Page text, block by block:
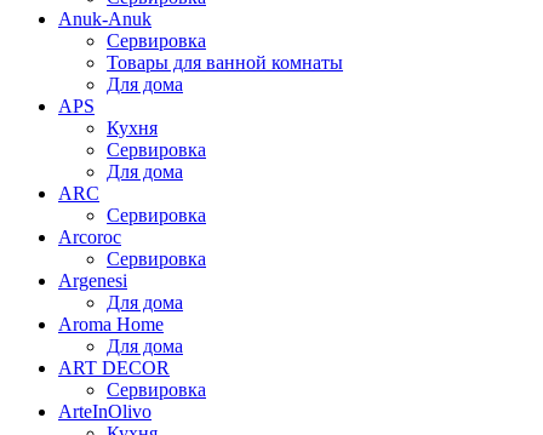
Anuk-Anuk
Сервировка
Товары для ванной комнаты
Для дома
APS
Кухня
Сервировка
Для дома
ARC
Сервировка
Arcoroc
Сервировка
Argenesi
Для дома
Aroma Home
Для дома
ART DECOR
Сервировка
ArteInOlivo